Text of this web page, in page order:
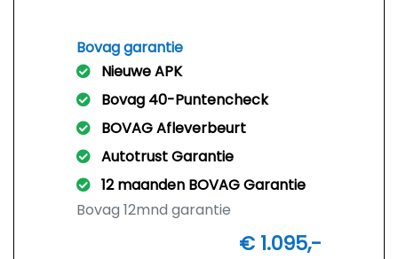
Bovag garantie
Nieuwe APK
Bovag 40-Puntencheck
BOVAG Afleverbeurt
Autotrust Garantie
12 maanden BOVAG Garantie
Bovag 12mnd garantie
€ 1.095,-